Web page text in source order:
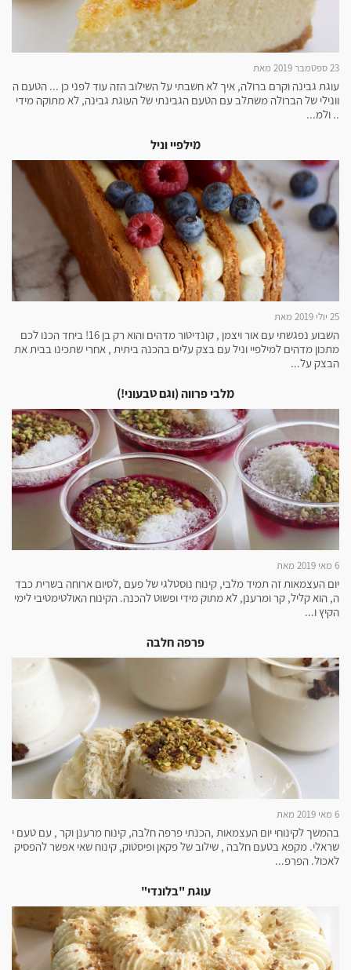
23 ספטמבר 2019 מאת
עוגת גבינה וקרם ברולה, איך לא חשבתי על השילוב הזה עוד לפני כן ... הטעם ה
וונילי של הברולה משתלב עם הטעם הגבינתי של העוגת גבינה, לא מתוקה מידי
.. ולמ...
מילפיי וניל
25 יולי 2019 מאת
השבוע נפגשתי עם אור ויצמן , קונדיטור מדהים והוא רק בן 16! ביחד הכנו לכם
מתכון מדהים למילפיי וניל עם בצק עלים בהכנה ביתית , אחרי שתכינו בבית את
הבצק על...
מלבי פרווה (וגם טבעוני!)
6 מאי 2019 מאת
יום העצמאות זה תמיד מלבי, קינוח נוסטלגי של פעם ,לסיום ארוחה בשרית כבד
ה, הוא קליל, קר ומרענן, לא מתוק מידי ופשוט להכנה. הקינוח האולטימטיבי לימי
הקיץ ו...
פרפה חלבה
6 מאי 2019 מאת
בהמשך לקינוחי יום העצמאות ,הכנתי פרפה חלבה, קינוח מרענן וקר , עם טעם י
שראלי. מקפא בטעם חלבה , שילוב של פקאן ופיסטוק, קינוח שאי אפשר להפסיק
לאכול. הפרפ...
עוגת "בלונדי"